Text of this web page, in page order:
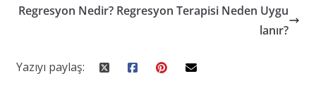
Regresyon Nedir? Regresyon Terapisi Neden Uygu
lanır?
Yazıyı paylaş: